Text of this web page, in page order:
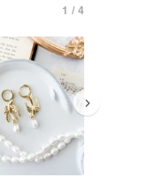
1 / 4